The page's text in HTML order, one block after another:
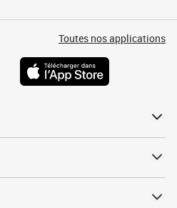
Toutes nos applications